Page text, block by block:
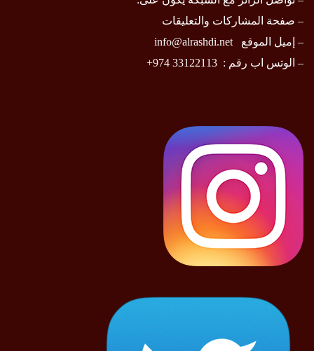
– صفحة المشاركات والتعليقات
– إميل الموقع info@alrashdi.net
– الوتس اب رقم : 33122113 974+